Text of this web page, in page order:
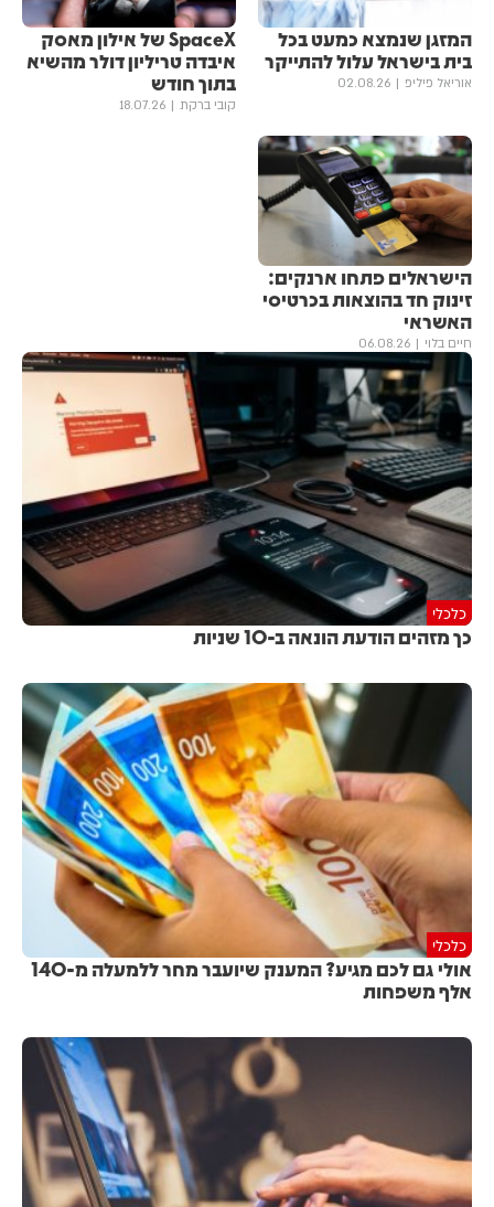
המזגן שנמצא כמעט בכל
בית בישראל עלול להתייקר
אוריאל פיליפ 02.08.26
SpaceX של אילון מאסק
איבדה טריליון דולר מהשיא
בתוך חודש
קובי ברקת 18.07.26
הישראלים פתחו ארנקים:
זינוק חד בהוצאות בכרטיסי
האשראי
חיים בלוי 06.08.26
כלכלי
כך מזהים הודעת הונאה ב-10 שניות
כלכלי
אולי גם לכם מגיע? המענק שיועבר מחר ללמעלה מ-140
אלף משפחות